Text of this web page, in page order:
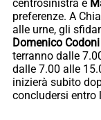
centrosinistra e
preferenze. A
alle urne, gli
Domenico Codoni
terranno dalle
dalle 7.00 alle
inizierà subito
concludersi entro